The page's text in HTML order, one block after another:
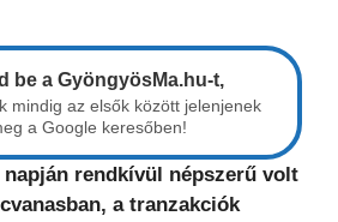
be a GyöngyösMa.hu-t,
mindig az elsők között jelenjenek
a Google keresőben!
napján rendkívül népszerű volt
a tranzakciók